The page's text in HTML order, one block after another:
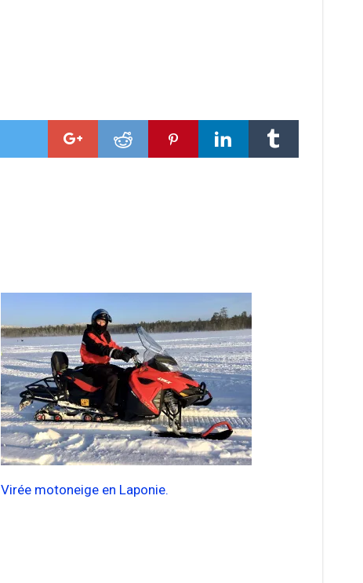
Virée motoneige en Laponie.